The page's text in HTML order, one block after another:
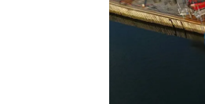
närsjöfart